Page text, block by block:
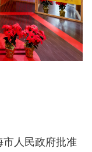
市人民政府批准